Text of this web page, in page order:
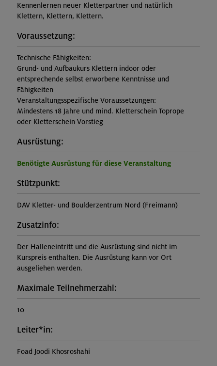
Kennenlernen neuer Kletterpartner und natürlich
Klettern, Klettern, Klettern.
Voraussetzung:
Technische Fähigkeiten:
Grund- und Aufbaukurs Klettern indoor oder
entsprechende selbst erworbene Kenntnisse und
Fähigkeiten
Veranstaltungsspezifische Voraussetzungen:
Mindestens 18 Jahre und mind. Kletterschein Toprope
oder Kletterschein Vorstieg
Ausrüstung:
Benötigte Ausrüstung für diese Veranstaltung
Stützpunkt:
DAV Kletter- und Boulderzentrum Nord (Freimann)
Zusatzinfo:
Der Halleneintritt und die Ausrüstung sind nicht im
Kurspreis enthalten. Die Ausrüstung kann vor Ort
ausgeliehen werden.
Maximale Teilnehmerzahl:
10
Leiter*in:
Foad Joodi Khosroshahi